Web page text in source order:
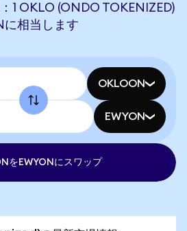
1 OKLO (ONDO TOKENIZED)
に相当します
OKLOON
EWYON
をEWYONにスワップ